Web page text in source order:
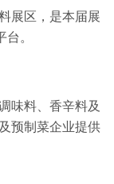
展区，是本届展
。
味料、香辛料及
预制菜企业提供